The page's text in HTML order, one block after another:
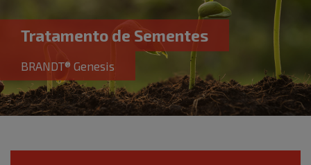
Tratamento de Sementes
BRANDT® Genesis